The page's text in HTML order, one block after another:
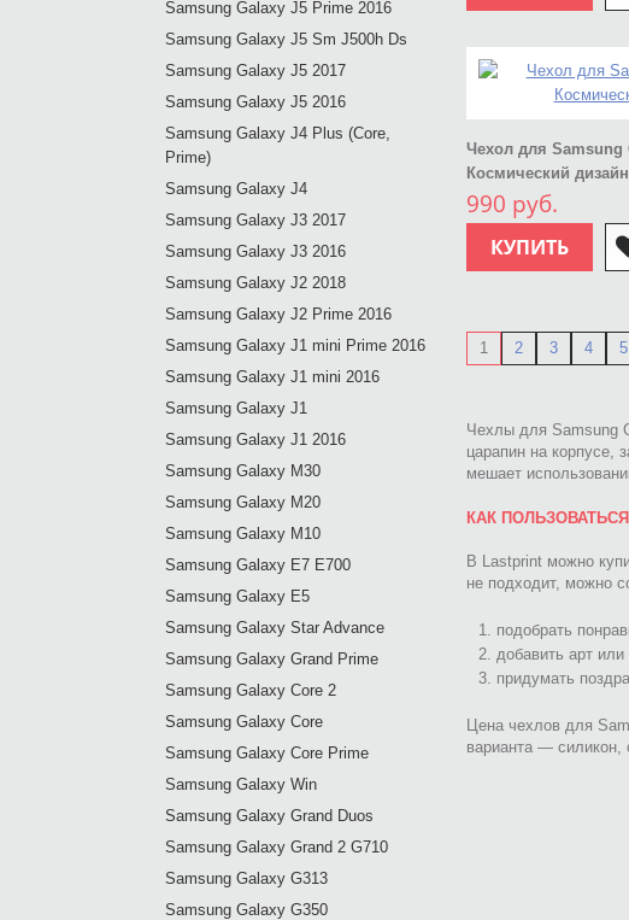
Чехол для Samsung
Космический дизайн
990 руб.
КУПИТЬ
1 2 3 4 5
Чехлы для Samsung
царапин на корпусе,
мешает
КАК
В Lastprint можно
не подходит, можно
подобрать
добавить арт или
придумать
Цена чехлов для
варианта — силикон,
Samsung Galaxy J5 Prime 2016
Samsung Galaxy J5 Sm J500h Ds
Samsung Galaxy J5 2017
Samsung Galaxy J5 2016
Samsung Galaxy J4 Plus (Core,
Prime)
Samsung Galaxy J4
Samsung Galaxy J3 2017
Samsung Galaxy J3 2016
Samsung Galaxy J2 2018
Samsung Galaxy J2 Prime 2016
Samsung Galaxy J1 mini Prime 2016
Samsung Galaxy J1 mini 2016
Samsung Galaxy J1
Samsung Galaxy J1 2016
Samsung Galaxy M30
Samsung Galaxy M20
Samsung Galaxy M10
Samsung Galaxy E7 E700
Samsung Galaxy E5
Samsung Galaxy Star Advance
Samsung Galaxy Grand Prime
Samsung Galaxy Core 2
Samsung Galaxy Core
Samsung Galaxy Core Prime
Samsung Galaxy Win
Samsung Galaxy Grand Duos
Samsung Galaxy Grand 2 G710
Samsung Galaxy G313
Samsung Galaxy G350